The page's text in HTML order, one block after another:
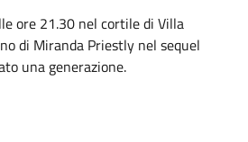
ore 21.30 nel cortile di Villa
di Miranda Priestly nel sequel
una generazione.